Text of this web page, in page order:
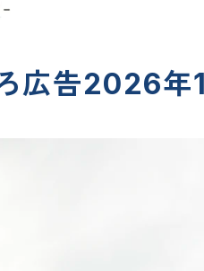
広告2026年